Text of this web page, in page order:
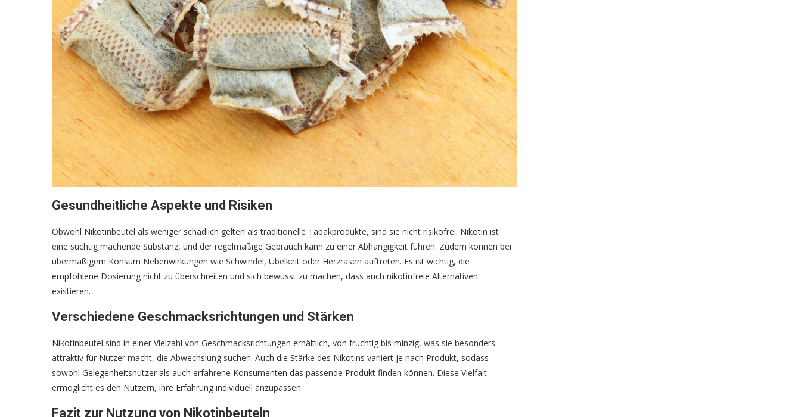
Gesundheitliche Aspekte und Risiken
Obwohl Nikotinbeutel als weniger schädlich gelten als traditionelle Tabakprodukte, sind sie nicht risikofrei. Nikotin ist
eine süchtig machende Substanz, und der regelmäßige Gebrauch kann zu einer Abhängigkeit führen. Zudem können bei
übermäßigem Konsum Nebenwirkungen wie Schwindel, Übelkeit oder Herzrasen auftreten. Es ist wichtig, die
empfohlene Dosierung nicht zu überschreiten und sich bewusst zu machen, dass auch nikotinfreie Alternativen
existieren.
Verschiedene Geschmacksrichtungen und Stärken
Nikotinbeutel sind in einer Vielzahl von Geschmacksrichtungen erhältlich, von fruchtig bis minzig, was sie besonders
attraktiv für Nutzer macht, die Abwechslung suchen. Auch die Stärke des Nikotins variiert je nach Produkt, sodass
sowohl Gelegenheitsnutzer als auch erfahrene Konsumenten das passende Produkt finden können. Diese Vielfalt
ermöglicht es den Nutzern, ihre Erfahrung individuell anzupassen.
Fazit zur Nutzung von Nikotinbeuteln